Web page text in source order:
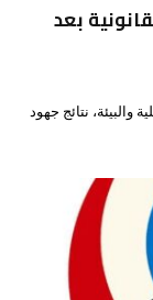
بعد
والبيئة، نتائج جهود